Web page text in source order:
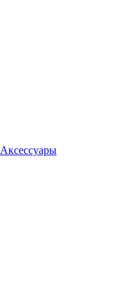
Аксессуары